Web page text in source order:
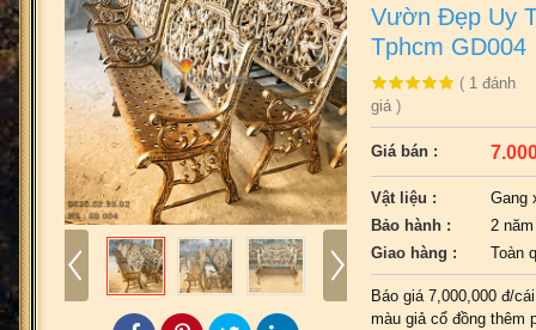
Vườn Đẹp Uy
Tphcm GD004
( 1 đánh
giá )
Giá bán :
Vật liệu :
Gang
Bảo hành :
2 năm
Giao hàng :
Toàn
Báo giá 7,000,000 đ/
màu giả cổ đồng thêm